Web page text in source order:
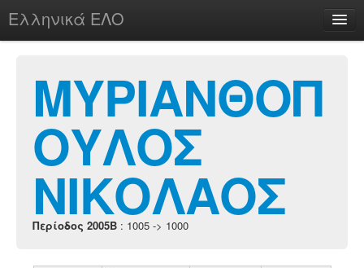
Ελληνικά ΕΛΟ
chesstu.be @ discord
Login
ΜΥΡΙΑΝΘΟΠ
ΟΥΛΟΣ
ΝΙΚΟΛΑΟΣ
Περίοδος 2005B : 1005 -> 1000